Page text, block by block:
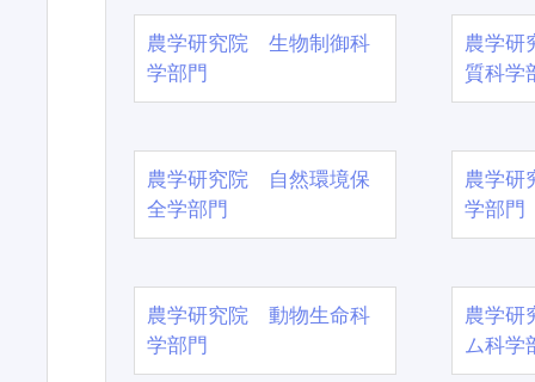
農学研究院 生物制御科
学部門
農学
質科学
農学研究院 自然環境保
全学部門
農学
学部門
農学研究院 動物生命科
学部門
農学
ム科学